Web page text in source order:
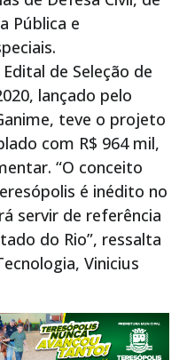
Pública e
de Seleção de
lançado pelo
teve o projeto
com R$ 964 mil,
“O conceito
é inédito no
servir de referência
do Rio”, ressalta
Vinicius